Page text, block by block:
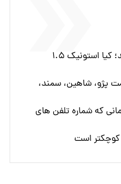
رقیب «ام‌وی‌ام X۳۳» از راه رسید؛ کیا استونیک ۱.۵
پژو، شاهین، سمند،
در سال ۱۳۱۳ و زمانی که شماره تلفن های
کوچکتر است